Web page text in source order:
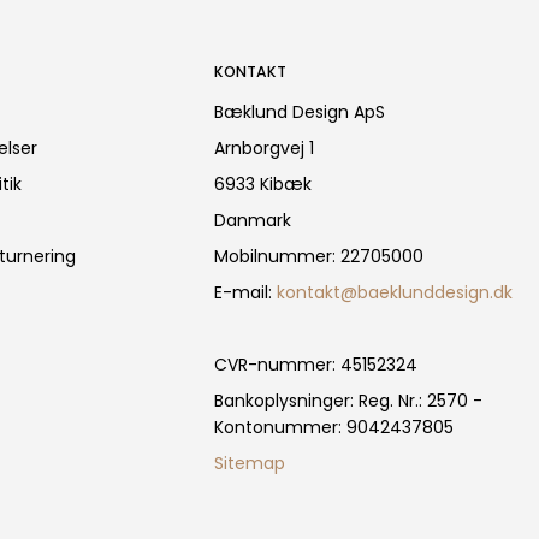
KONTAKT
Bæklund Design ApS
Arnborgvej 1
6933 Kibæk
Danmark
Mobilnummer: 22705000
E-mail: kontakt@baeklunddesign.dk
CVR-nummer: 45152324
Bankoplysninger: Reg. Nr.: 2570 -
Kontonummer: 9042437805
Sitemap